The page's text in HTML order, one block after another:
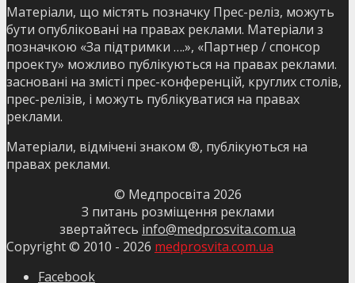
Матеріали, що містять позначку Прес-реліз, можуть
бути опубліковані на правах реклами. Матеріали з
позначкою «За підтримки ….», «Партнер / спонсор
проекту» можливо публікуються на правах реклами.
засновані на змісті прес-конференцій, круглих столів,
прес-релізів, і можуть публікуватися на правах
реклами.
Матеріали, відмічені знаком ®, публікуються на
правах реклами.
© Медпросвіта 2026
З питань розміщення реклами
звертайтесь info@medprosvita.com.ua
Copyright © 2010 - 2026 medprosvita.com.ua
Facebook